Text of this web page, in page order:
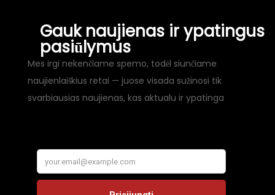
Gauk naujienas ir ypatingus
pasiūlymus
Mes irgi nekenčiame spemo, todėl siunčiame
naujienlaiškius retai — juose visada sužinosi tik
svarbiausias naujienas, kas aktualu ir ypatinga